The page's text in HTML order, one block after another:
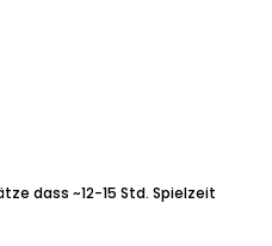
dass ~12-15 Std. Spielzeit